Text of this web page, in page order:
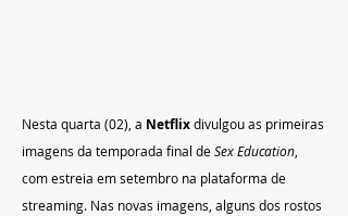
Nesta quarta (02), a Netflix divulgou as primeiras
imagens da temporada final de Sex Education
com estreia em setembro na plataforma de
streaming. Nas novas imagens, alguns dos rostos